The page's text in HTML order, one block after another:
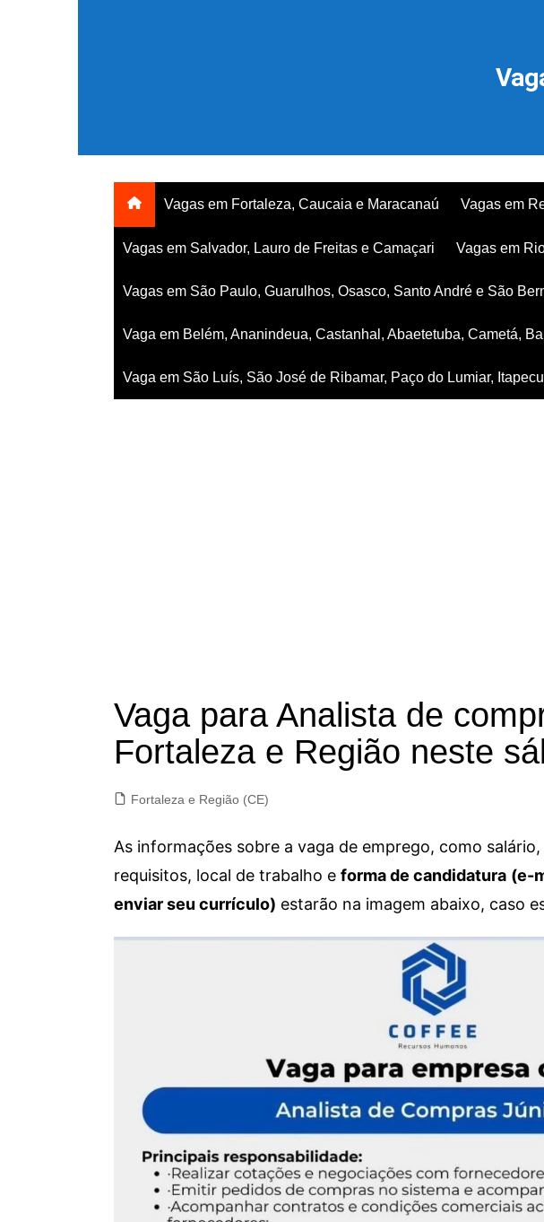
Vagas em Fortaleza, Caucaia e Maracanaú Vagas em
Vagas em Salvador, Lauro de Freitas e Camaçari Vagas em
Vagas em São Paulo, Guarulhos, Osasco, Santo André e São
Vaga em Belém, Ananindeua, Castanhal, Abaetetuba, Cametá,
Vaga em São Luís, São José de Ribamar, Paço do Lumiar,
Vaga para Analista de
Fortaleza e Região neste
Fortaleza e Região (CE)
As informações sobre a vaga de emprego, como
requisitos, local de trabalho e forma de candidatura (e-
enviar seu currículo) estarão na imagem abaixo, caso